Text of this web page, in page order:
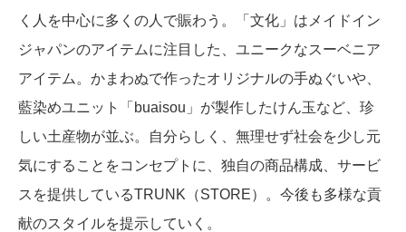
く人を中心に多くの人で賑わう。「文化」はメイドイン
ジャパンのアイテムに注目した、ユニークなスーベニア
アイテム。かまわぬで作ったオリジナルの手ぬぐいや、
藍染めユニット「buaisou」が製作したけん玉など、珍
しい土産物が並ぶ。自分らしく、無理せず社会を少し元
気にすることをコンセプトに、独自の商品構成、サービ
スを提供しているTRUNK（STORE）。今後も多様な貢
献のスタイルを提示していく。